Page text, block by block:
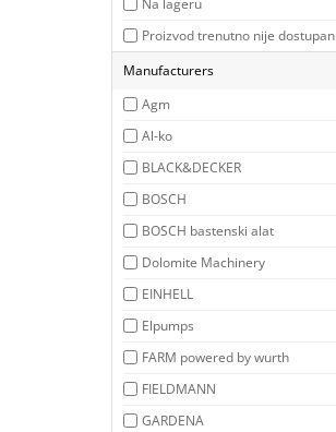
Na lageru
Proizvod trenutno nije dostupan
Manufacturers
Agm
Al-ko
BLACK&DECKER
BOSCH
BOSCH bastenski alat
Dolomite Machinery
EINHELL
Elpumps
FARM powered by wurth
FIELDMANN
GARDENA